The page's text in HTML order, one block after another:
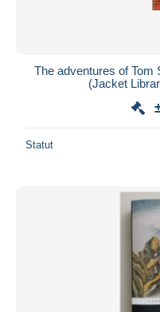
The adventures of Tom
(Jacket
Statut